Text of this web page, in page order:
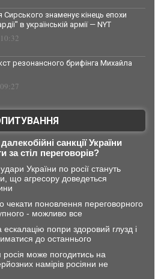
Сирського знаменує кінець епохи
в українській армії — NYT
резонансного брифінга Михайла
санкції України
за стіл переговорів?
України по росії стануть
що агресору доведеться
чекати поновлення переговорного
- можливо все
попри здоровий глузд і
до останнього
може погодитись на
намірів росіяни не